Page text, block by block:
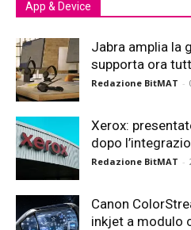
App & Device
Jabra amplia la
supporta ora
Redazione BitMAT -
Xerox:
dopo
Redazione BitMAT -
Canon
inkjet a modulo